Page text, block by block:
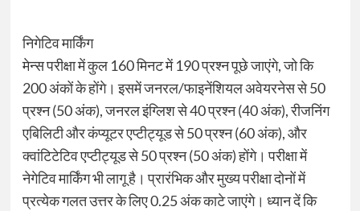
निगेटिव मार्किंग
मेन्स परीक्षा में कुल 160 मिनट में 190 प्रश्न पूछे जाएंगे, जो कि
200 अंकों के होंगे। इसमें जनरल/फाइनेंशियल अवेयरनेस से 50
प्रश्न (50 अंक), जनरल इंग्लिश से 40 प्रश्न (40 अंक), रीजनिंग
एबिलिटी और कंप्यूटर एप्टीट्यूड से 50 प्रश्न (60 अंक), और
क्वांटिटेटिव एप्टीट्यूड से 50 प्रश्न (50 अंक) होंगे। परीक्षा में
नेगेटिव मार्किंग भी लागू है। प्रारंभिक और मुख्य परीक्षा दोनों में
प्रत्येक गलत उत्तर के लिए 0.25 अंक काटे जाएंगे। ध्यान दें कि